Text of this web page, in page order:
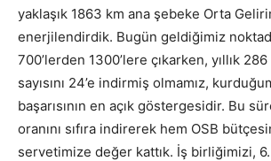
yaklaşık 1863 km ana şebeke Orta
enerjilendirdik. Bugün geldiğimiz
700’lerden 1300’lere çıkarken, yıllık
sayısını 24’e indirmiş olmamız,
başarısının en açık göstergesidir. Bu
oranını sıfıra indirerek hem OSB
servetimize değer kattık. İş birliğimizi,